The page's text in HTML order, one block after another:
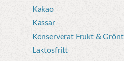
Kakao
Kassar
Konserverat Frukt & Grönt
Laktosfritt